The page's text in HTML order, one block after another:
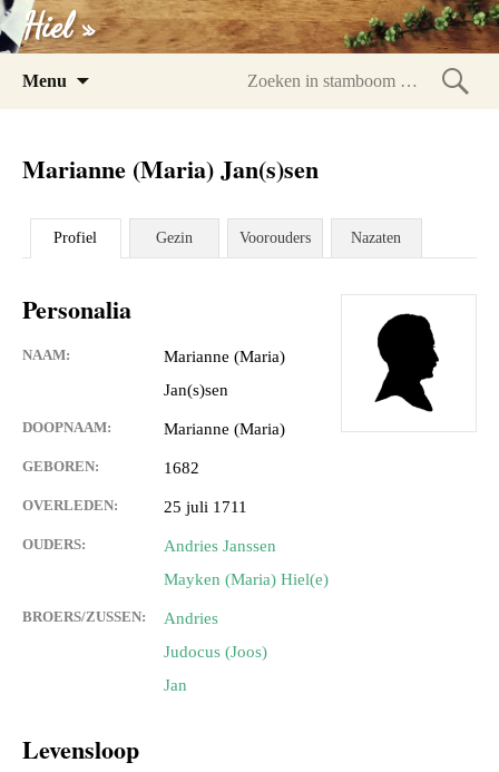
Hiel »
Menu
Marianne (Maria) Jan(s)sen
Profiel Gezin Voorouders Nazaten
Personalia
NAAM:
Marianne (Maria)
Jan(s)sen
DOOPNAAM: Marianne (Maria)
GEBOREN: 1682
OVERLEDEN: 25 juli 1711
OUDERS:
Andries Janssen
Mayken (Maria) Hiel(e)
BROERS/ZUSSEN:
Andries
Judocus (Joos)
Jan
Levensloop